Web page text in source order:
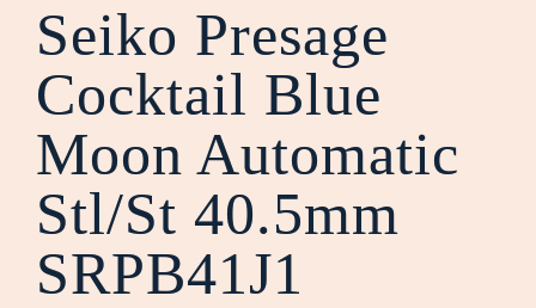
Seiko Presage
Cocktail Blue
Moon Automatic
Stl/St 40.5mm
SRPB41J1